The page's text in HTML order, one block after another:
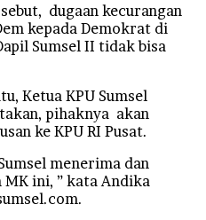
dugaan kecurangan
kepada Demokrat di
Sumsel II tidak bisa
Ketua KPU Sumsel
pihaknya akan
ke KPU RI Pusat.
menerima dan
ini, ” kata Andika